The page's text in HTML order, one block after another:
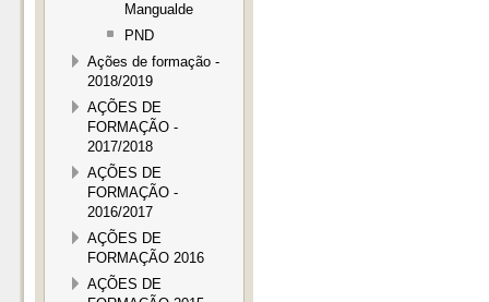
Mangualde
PND
Ações de formação -
2018/2019
AÇÕES DE
FORMAÇÃO -
2017/2018
AÇÕES DE
FORMAÇÃO -
2016/2017
AÇÕES DE
FORMAÇÃO 2016
AÇÕES DE